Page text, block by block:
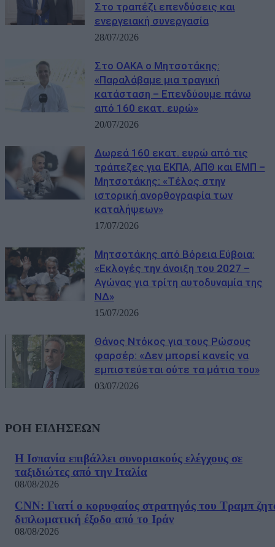
Στο τραπέζι επενδύσεις και
ενεργειακή συνεργασία
28/07/2026
Στο ΟΑΚΑ ο Μητσοτάκης:
«Παραλάβαμε μια τραγική
κατάσταση – Επενδύουμε πάνω
από 160 εκατ. ευρώ»
20/07/2026
Δωρεά 160 εκατ. ευρώ από τις
τράπεζες για ΕΚΠΑ, ΑΠΘ και ΕΜΠ –
Μητσοτάκης: «Τέλος στην
ιστορική ανορθογραφία των
καταλήψεων»
17/07/2026
Μητσοτάκης από Βόρεια Εύβοια:
«Εκλογές την άνοιξη του 2027 –
Αγώνας για τρίτη αυτοδυναμία της
ΝΔ»
15/07/2026
Θάνος Ντόκος για τους Ρώσους
φαρσέρ: «Δεν μπορεί κανείς να
εμπιστεύεται ούτε τα μάτια του»
03/07/2026
ΡΟΗ ΕΙΔΗΣΕΩΝ
Η Ισπανία επιβάλλει συνοριακούς ελέγχους σε
ταξιδιώτες από την Ιταλία
08/08/2026
CNN: Γιατί ο κορυφαίος στρατηγός του Τραμπ
διπλωματική έξοδο από το Ιράν
08/08/2026